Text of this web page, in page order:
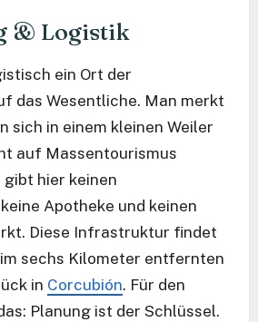
& Logistik
ein Ort der
das Wesentliche. Man merkt
sich in einem kleinen Weiler
auf Massentourismus
hier keinen
Apotheke und keinen
Diese Infrastruktur findet
sechs Kilometer entfernten
in Corcubión. Für den
Planung ist der Schlüssel.